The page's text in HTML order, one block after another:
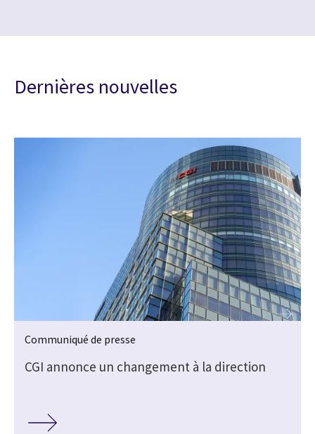
Dernières nouvelles
Communiqué de presse
CGI annonce un changement à la direction